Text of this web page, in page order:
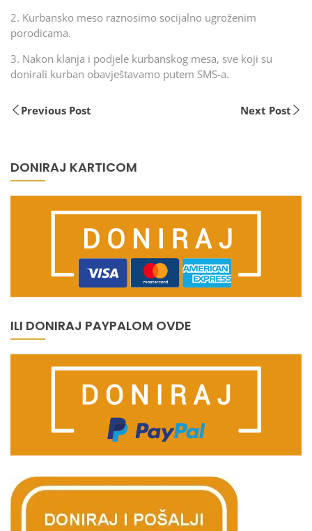
2. Kurbansko meso raznosimo socijalno ugroženim
porodicama.
3. Nakon klanja i podjele kurbanskog mesa, sve koji su
donirali kurban obavještavamo putem SMS-a.
Previous Post Next Post
DONIRAJ KARTICOM
ILI DONIRAJ PAYPALOM OVDE